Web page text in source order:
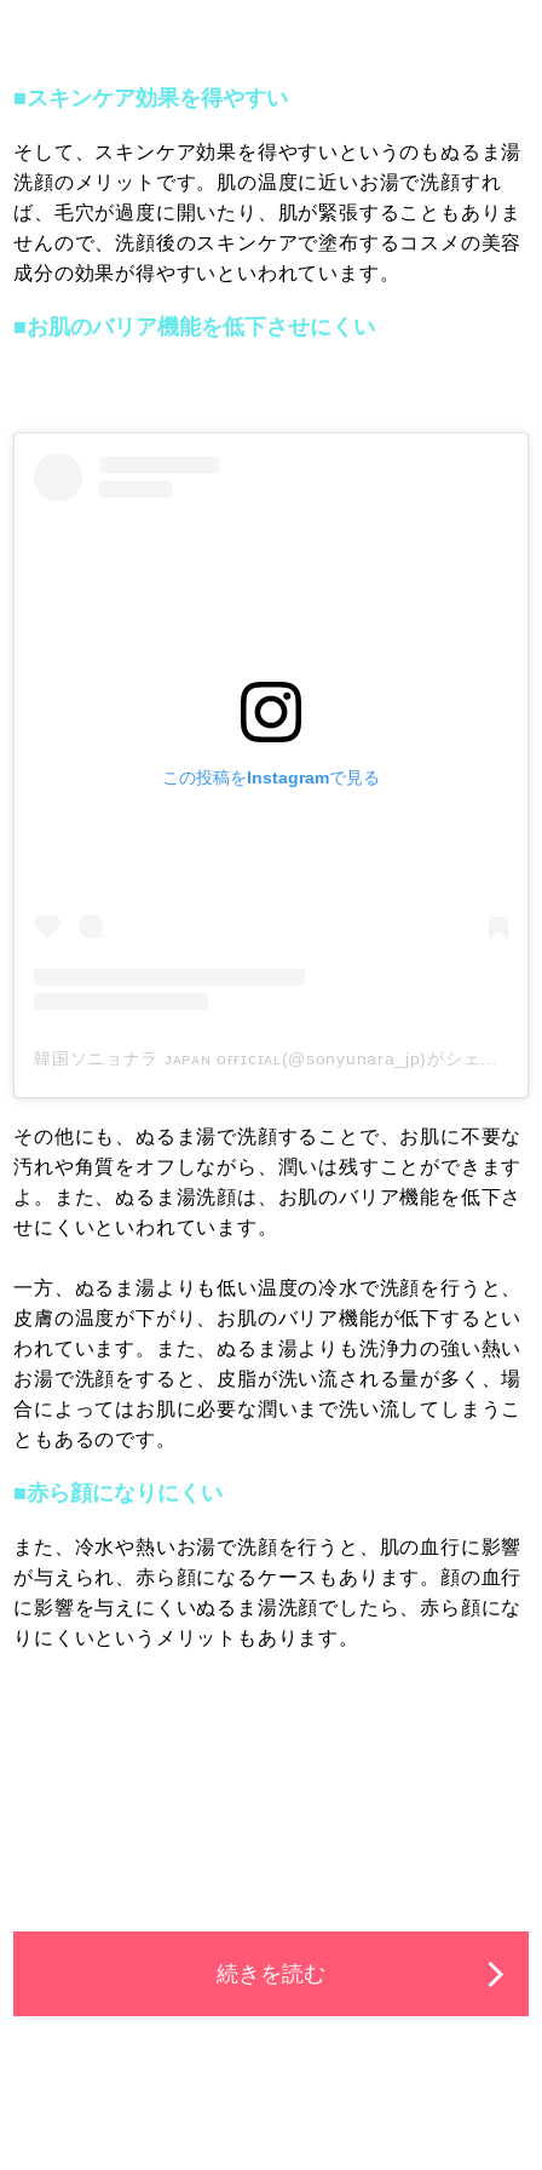
■スキンケア効果を得やすい
そして、スキンケア効果を得やすいというのもぬるま湯
洗顔のメリットです。肌の温度に近いお湯で洗顔すれ
ば、毛穴が過度に開いたり、肌が緊張することもありま
せんので、洗顔後のスキンケアで塗布するコスメの美容
成分の効果が得やすいといわれています。
■お肌のバリア機能を低下させにくい
この投稿をInstagramで見る
その他にも、ぬるま湯で洗顔することで、お肌に不要な
汚れや角質をオフしながら、潤いは残すことができます
よ。また、ぬるま湯洗顔は、お肌のバリア機能を低下さ
せにくいといわれています。
一方、ぬるま湯よりも低い温度の冷水で洗顔を行うと、
皮膚の温度が下がり、お肌のバリア機能が低下するとい
われています。また、ぬるま湯よりも洗浄力の強い熱い
お湯で洗顔をすると、皮脂が洗い流される量が多く、場
合によってはお肌に必要な潤いまで洗い流してしまうこ
ともあるのです。
■赤ら顔になりにくい
また、冷水や熱いお湯で洗顔を行うと、肌の血行に影響
が与えられ、赤ら顔になるケースもあります。顔の血行
に影響を与えにくいぬるま湯洗顔でしたら、赤ら顔にな
りにくいというメリットもあります。
続きを読む